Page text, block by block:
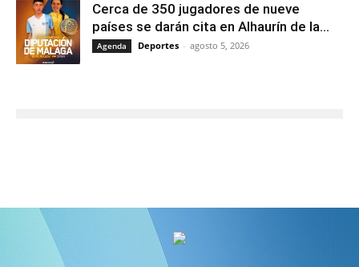
Cerca de 350 jugadores de nueve
países se darán cita en Alhaurín de la...
Agenda Deportes - agosto 5, 2026